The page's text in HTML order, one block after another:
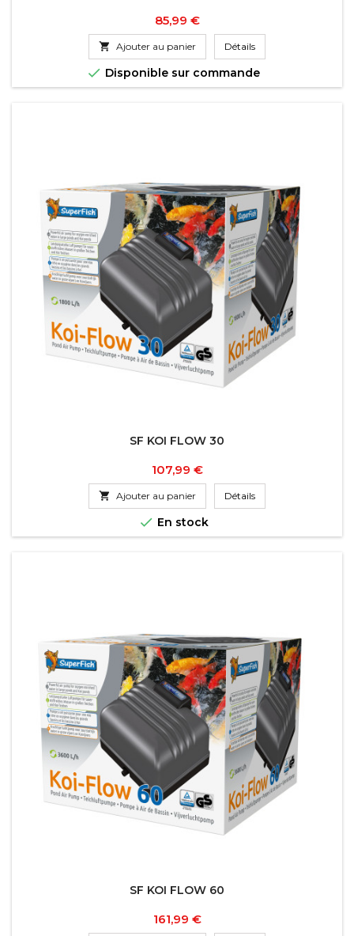
Prix
85,99 €
 Ajouter au panier Détails
 Disponible sur commande
SF KOI FLOW 30
Prix
107,99 €
 Ajouter au panier Détails
 En stock
SF KOI FLOW 60
Prix
161,99 €